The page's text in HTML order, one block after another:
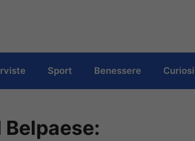
Sport Benessere